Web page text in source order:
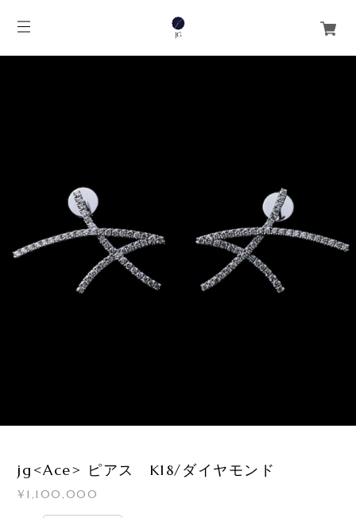
jg<Ace> ピアス K18/ダイヤモンド
¥1,100,000